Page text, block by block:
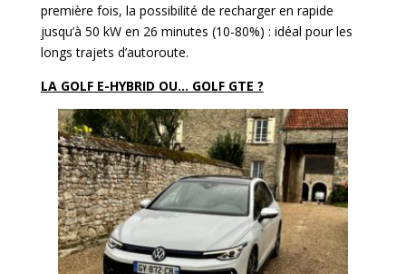
première fois, la possibilité de recharger en rapide
jusqu’à 50 kW en 26 minutes (10-80%) : idéal pour les
longs trajets d’autoroute.
LA GOLF E-HYBRID OU… GOLF GTE ?